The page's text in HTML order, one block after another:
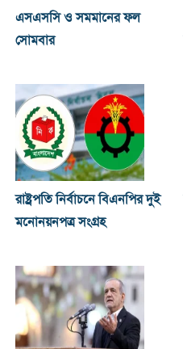
এসএসসি ও সমমানের ফল
সোমবার
রাষ্ট্রপতি নির্বাচনে বিএনপির দুই
মনোনয়নপত্র সংগ্রহ